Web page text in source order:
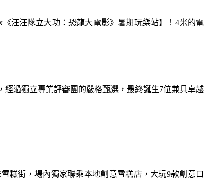
汪汪隊立大功：恐龍大電影》暑期玩樂站】！4米的電
糕街，場內獨家聯乘本地創意雪糕店，大玩9款創意口
過獨立專業評審團的嚴格甄選，最終誕生7位兼具卓越